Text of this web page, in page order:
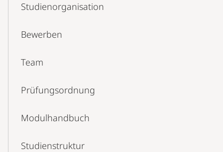
Studienorganisation
Bewerben
Team
Prüfungs­­­­­ordnung
Modulhandbuch
Studien­struktur